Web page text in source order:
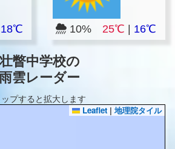
18℃ 10%25℃ 16℃
瞥中学校の
雲レーダー
ップすると拡大します
Leaflet | 地理院タイル